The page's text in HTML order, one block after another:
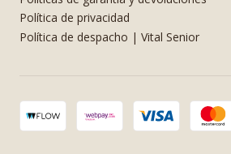
Política de privacidad
Política de despacho | Vital Senior